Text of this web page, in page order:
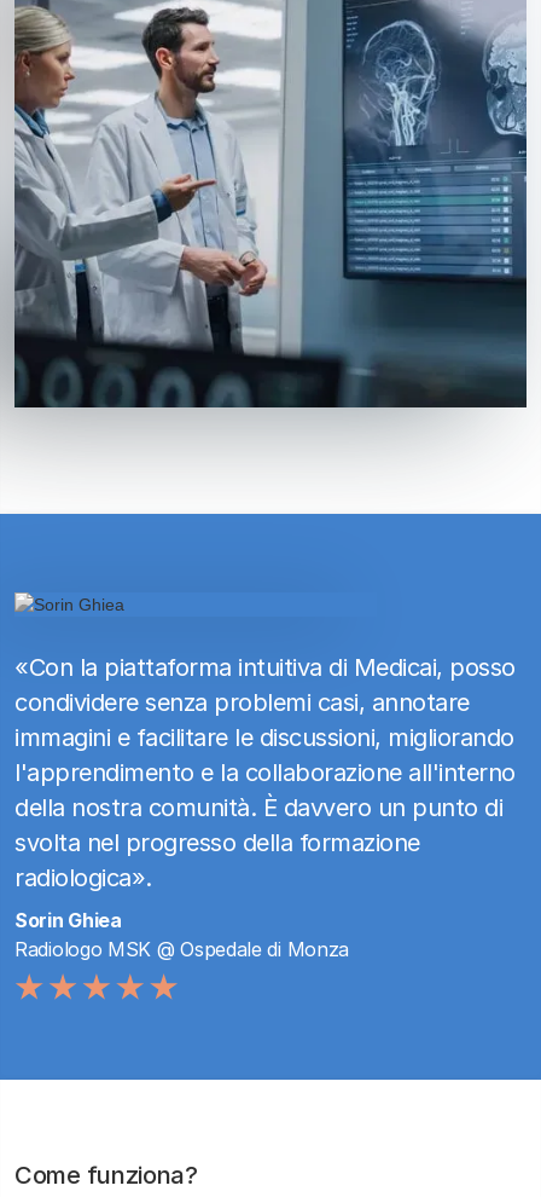
«Con la piattaforma intuitiva di Medicai, posso
condividere senza problemi casi, annotare
immagini e facilitare le discussioni, migliorando
l'apprendimento e la collaborazione all'interno
della nostra comunità. È davvero un punto di
svolta nel progresso della formazione
radiologica».
Sorin Ghiea
Radiologo MSK @ Ospedale di Monza
Come funziona?